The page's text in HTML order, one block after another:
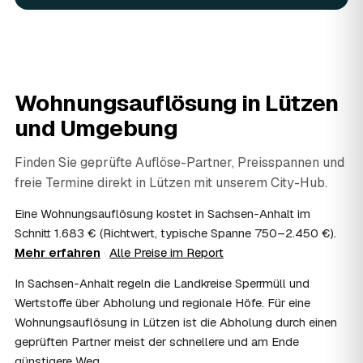
07
In vielen Fällen ja: Als haushaltsnahe Dienstleistung
lassen sich Arbeits- und Fahrtkosten anteilig von der
Steuer absetzen, bei einer Auflösung im Erbfall unter
Umständen als Nachlassverbindlichkeit. Sie erhalten eine
ordentliche Rechnung mit ausgewiesenem Lohnanteil; die
genaue Anrechnung klären Sie mit Ihrem Steuerberater.
09 Muss ich bei der Wohnungsauflösung anwesend
sein?
Nicht zwingend. Viele Auflösungen in Lützen laufen nach
weiter entfernt wohnen. Sie können aber jederzeit dabei
sein, etwa um Wertsachen oder persönliche Unterlagen
vorab zu sichern.
Bekomme ich einen Entsorgungsnachweis?
Ja. Auf Wunsch erhalten Sie einen Entsorgungsnachweis
Wohnungsauflösung in Lützen
und Umgebung
Finden Sie geprüfte Auflöse-Partner, Preisspannen und
freie Termine direkt in Lützen mit unserem City-Hub.
Eine Wohnungsauflösung kostet in Sachsen-Anhalt im
Schnitt 1.683 € (Richtwert, typische Spanne 750–2.450 €).
Mehr erfahren · Alle Preise im Report
In Sachsen-Anhalt regeln die Landkreise Sperrmüll und
Wertstoffe über Abholung und regionale Höfe. Für eine
Wohnungsauflösung in Lützen ist die Abholung durch einen
geprüften Partner meist der schnellere und am Ende